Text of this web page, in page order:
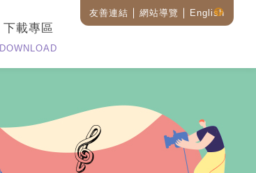
下載專區
DOWNLOAD
友善連結 網站導覽 English